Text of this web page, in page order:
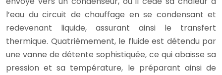
l’eau du circuit de chauffage en se condensant et
redevenant liquide, assurant ainsi le transfert
thermique. Quatrièmement, le fluide est détendu par
une vanne de détente sophistiquée, ce qui abaisse sa
pression et sa température, le préparant ainsi de